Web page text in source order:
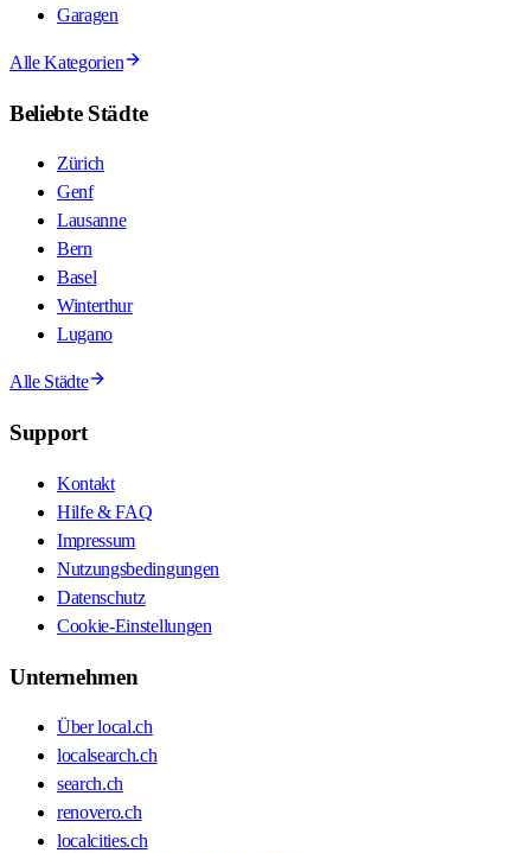
Garagen
Alle Kategorien
Beliebte Städte
Zürich
Genf
Lausanne
Bern
Basel
Winterthur
Lugano
Alle Städte
Support
Kontakt
Hilfe & FAQ
Impressum
Nutzungsbedingungen
Datenschutz
Cookie-Einstellungen
Unternehmen
Über local.ch
localsearch.ch
search.ch
renovero.ch
localcities.ch